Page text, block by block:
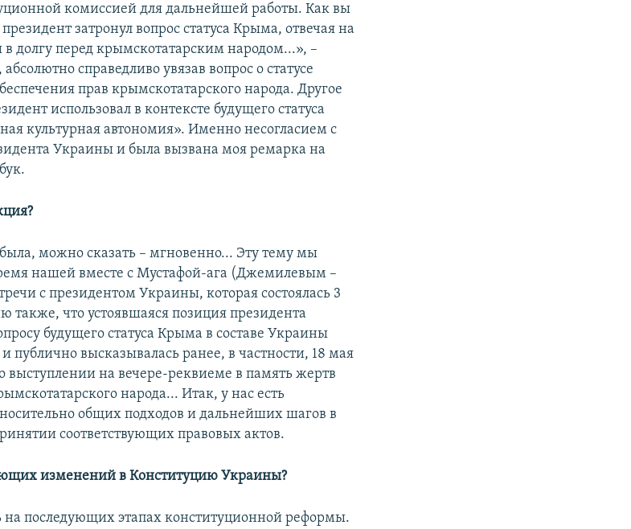
комиссией для дальнейшей работы. Как вы
затронул вопрос статуса Крыма, отвечая на
долгу перед крымскотатарским народом...», –
справедливо увязав вопрос о статусе
прав крымскотатарского народа. Другое
использовал в контексте будущего статуса
культурная автономия». Именно несогласием с
Украины и была вызвана моя ремарка на
можно сказать – мгновенно... Эту тему мы
нашей вместе с Мустафой-ага (Джемилевым –
с президентом Украины, которая состоялась 3
что устоявшаяся позиция президента
будущего статуса Крыма в составе Украины
публично высказывалась ранее, в частности, 18 мая
выступлении на вечере-реквиеме в память жертв
народа... Итак, у нас есть
общих подходов и дальнейших шагов в
соответствующих правовых актов.
изменений в Конституцию Украины?
на последующих этапах конституционной реформы.